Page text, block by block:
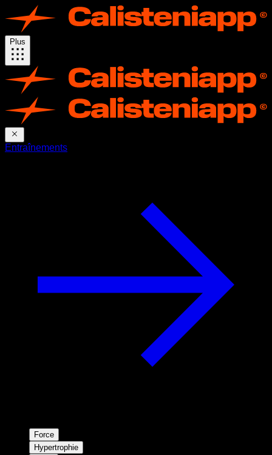
Plus
Entraînements
Force
Hypertrophie